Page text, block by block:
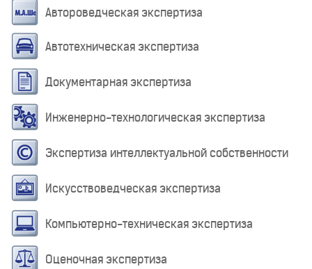
Автороведческая экспертиза
Автотехническая экспертиза
Документарная экспертиза
Инженерно-технологическая экспертиза
Экспертиза интеллектуальной собственности
Искусствоведческая экспертиза
Компьютерно-техническая экспертиза
Оценочная экспертиза